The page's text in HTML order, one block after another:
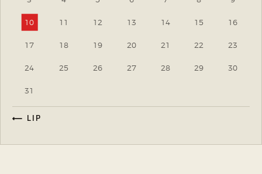
10 11 12 13 14 15 16
17 18 19 20 21 22 23
24 25 26 27 28 29 30
31
« LIP